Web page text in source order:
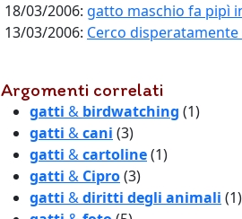
18/03/2006: gatto maschio fa pipì
13/03/2006: Cerco disperatamente
Argomenti correlati
gatti & birdwatching (1)
gatti &cani (3)
gatti &cartoline(1)
gatti & Cipro(3)
gatti &diritti degli animali (1)